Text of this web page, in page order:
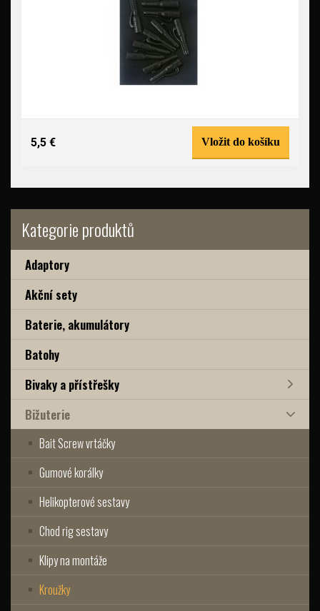
Kategorie produktů
Adaptory
Akční sety
Baterie, akumulátory
Batohy
Bivaky a přístřešky
Bižuterie
Bait Screw vrtáčky
Gumové korálky
Helikopterové sestavy
Chod rig sestavy
Klipy na montáže
Kroužky
5,5 € Vložit do košíku